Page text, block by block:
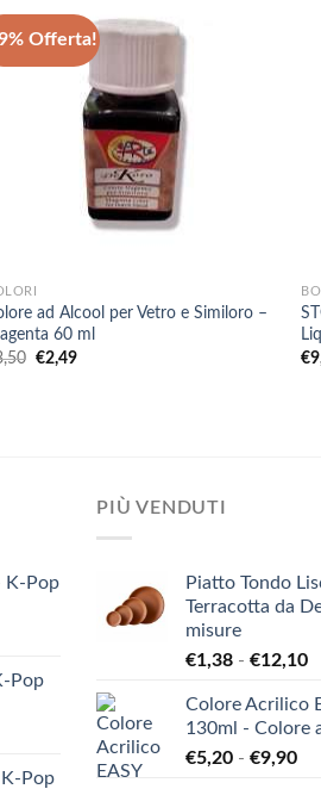
Offerta!
ad Alcool per Vetro e Similoro –
60 ml
Il
€2,49Il
€
K-Pop
Pop
Pop
PIÙ VENDUTI
Piatto Tondo
Terracotta da
misure
€1,38 - €12,10
Colore Acrilico
130ml - Colore
€5,20 - €9,90